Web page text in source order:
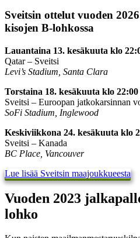
Sveitsin ottelut vuoden
kisojen B-lohkossa
Lauantaina 13. kesäkuuta klo
Qatar – Sveitsi
Levi’s Stadium, Santa Clara
Torstaina 18. kesäkuuta klo 22:00
Sveitsi – Euroopan jatkokarsinnan
SoFi Stadium, Inglewood
Keskiviikkona 24. kesäkuuta klo
Sveitsi – Kanada
BC Place, Vancouver
Lue lisää Sveitsin maajoukkueesta
Vuoden 2023
lohko